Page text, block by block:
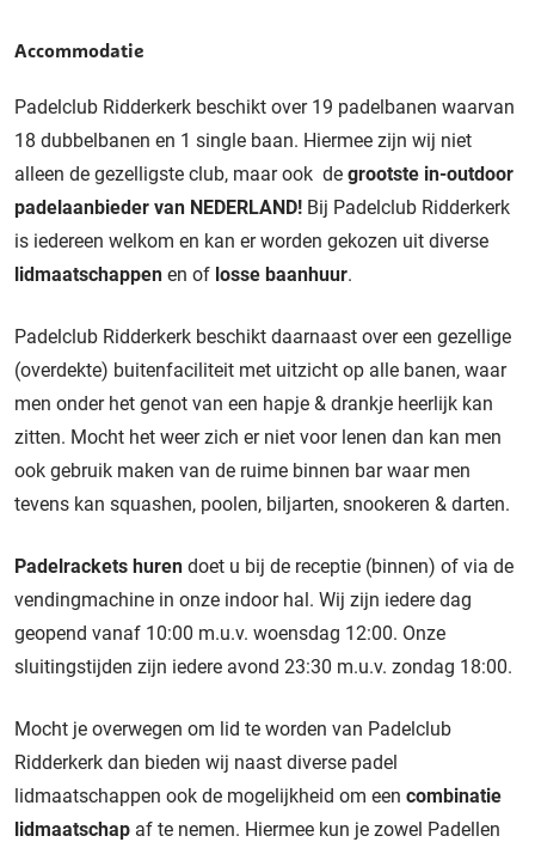
Accommodatie
Padelclub Ridderkerk beschikt over 19 padelbanen waarvan
18 dubbelbanen en 1 single baan. Hiermee zijn wij niet
alleen de gezelligste club, maar ook de grootste in-outdoor
padelaanbieder van NEDERLAND! Bij Padelclub Ridderkerk
is iedereen welkom en kan er worden gekozen uit diverse
lidmaatschappen en of losse baanhuur.
Padelclub Ridderkerk beschikt daarnaast over een gezellige
(overdekte) buitenfaciliteit met uitzicht op alle banen, waar
men onder het genot van een hapje & drankje heerlijk kan
zitten. Mocht het weer zich er niet voor lenen dan kan men
ook gebruik maken van de ruime binnen bar waar men
tevens kan squashen, poolen, biljarten, snookeren & darten.
Padelrackets huren doet u bij de receptie (binnen) of via de
vendingmachine in onze indoor hal. Wij zijn iedere dag
geopend vanaf 10:00 m.u.v. woensdag 12:00. Onze
sluitingstijden zijn iedere avond 23:30 m.u.v. zondag 18:00.
Mocht je overwegen om lid te worden van Padelclub
Ridderkerk dan bieden wij naast diverse padel
lidmaatschappen ook de mogelijkheid om een combinatie
lidmaatschap af te nemen. Hiermee kun je zowel Padellen